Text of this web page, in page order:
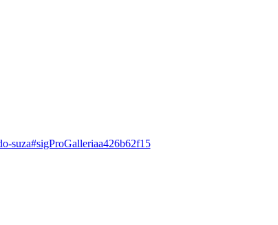
suza#sigProGalleriaa426b62f15